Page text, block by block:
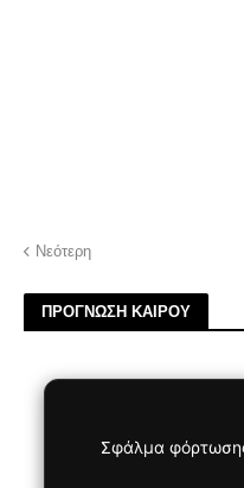
Νεότερη
ΠΡΟΓΝΩΣΗ ΚΑΙΡΟΥ
Σφάλμα